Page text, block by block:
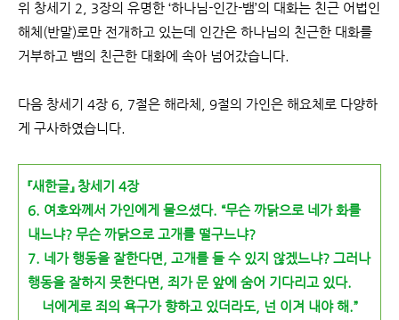
위 창세기 2, 3장의 유명한 ‘하나님-인간-뱀’의 대화는 친근 어법인
해체(반말)로만 전개하고 있는데 인간은 하나님의 친근한 대화를
거부하고 뱀의 친근한 대화에 속아 넘어갔습니다.
다음 창세기 4장 6, 7절은 해라체, 9절의 가인은 해요체로 다양하
게 구사하였습니다.
『새한글』 창세기 4장
6. 여호와께서 가인에게 물으셨다. “무슨까닭으로 네가 화를
내느냐? 무슨 까닭으로 고개를 떨구느냐?
7. 네가 행동을 잘한다면, 고개를 들 수 있지 않겠느냐? 그러나
행동을 잘하지 못한다면, 죄가 문 앞에 숨어 기다리고 있다.
너에게로 죄의 욕구가 향하고 있더 라도, 넌 이겨 내야 해.”